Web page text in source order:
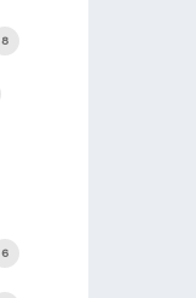
8
6